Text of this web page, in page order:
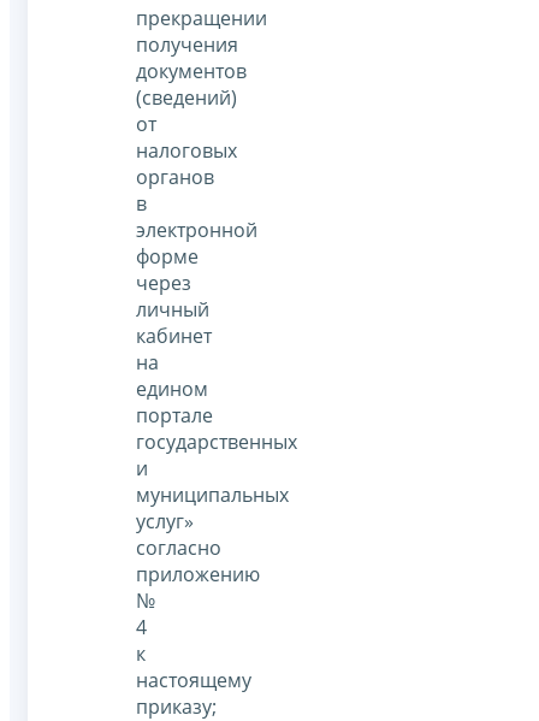
прекращении
получения
документов
(сведений)
от
налоговых
органов
в
электронной
форме
через
личный
кабинет
на
едином
портале
государственных
и
муниципальных
услуг»
согласно
приложению
№
4
к
настоящему
приказу;